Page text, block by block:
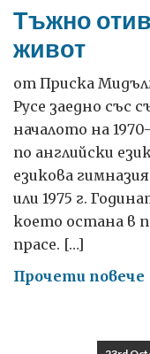
Тъжно
живот
от Приска
Русе заедно със
началото на
по английски
езикова
или 1975 г.
което остана в
прасе. […]
Прочети повече